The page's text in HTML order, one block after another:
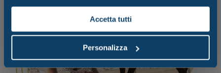
Accetta tutti
Personalizza